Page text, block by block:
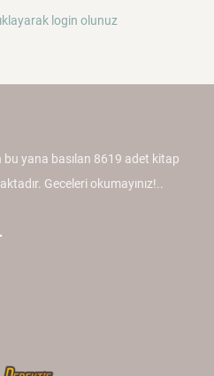
login olunuz
yana basılan 8619 adet kitap
Geceleri okumayınız!..